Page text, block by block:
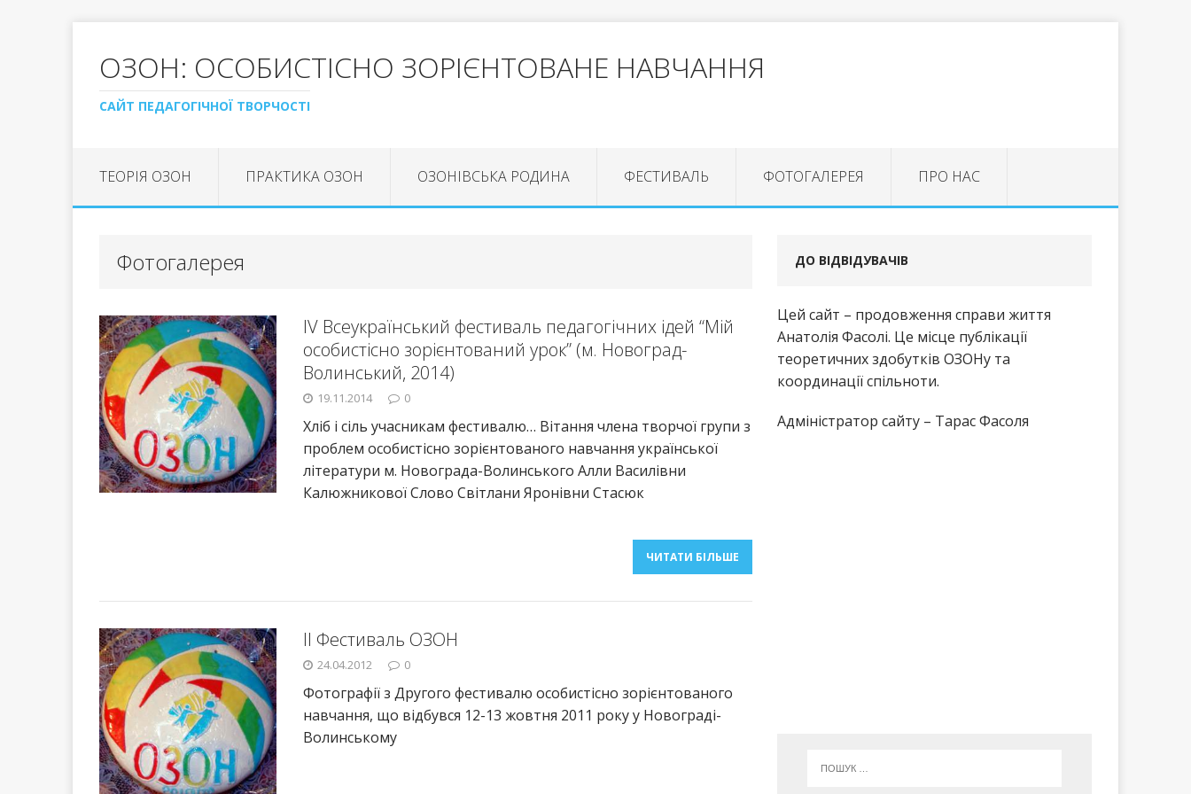
ОЗОН: ОСОБИСТІСНО ЗОРІЄНТОВАНЕ НАВЧАННЯ
САЙТ ПЕДАГОГІЧНОЇ ТВОРЧОСТІ
ТЕОРІЯ ОЗОН ПРАКТИКА ОЗОН ОЗОНІВСЬКА РОДИНА ФЕСТИВАЛЬ ФОТОГАЛЕРЕЯ ПРО НАС
Фотогалерея
ІV Всеукраїнський фестиваль педагогічних ідей “Мій
особистісно зорієнтований урок” (м. Новоград-
Волинський, 2014)
19.11.2014 0
Хліб і сіль учасникам фестивалю… Вітання члена творчої групи з
проблем особистісно зорієнтованого навчання української
літератури м. Новограда-Волинського Алли Василівни
Калюжникової Слово Світлани Яронівни Стасюк
ЧИТАТИ БІЛЬШЕ
ІІ Фестиваль ОЗОН
24.04.2012 0
Фотографії з Другого фестивалю особистісно зорієнтованого
навчання, що відбувся 12-13 жовтня 2011 року у Новограді-
Волинському
ДО ВІДВІДУВАЧІВ
Цей сайт – продовження справи життя
Анатолія Фасолі. Це місце публікації
теоретичних здобутків ОЗОНу та
координації спільноти.
Адміністратор сайту – Тарас Фасоля